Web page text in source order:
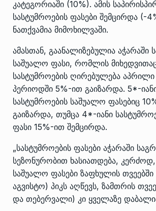
კატეგორიაში (10%). ამის
სასტუმროების ფასები შემცირდა (-
ნათქვამია მიმოხილვაში.
ამასთან, გაანალიზებულია აჭარაში
საშუალო ფასი, რომლის
სასტუმროების ღირებულება აპრილი
პერიოდში 5%-ით გაიზარდა. 5*-
სასტუმროების საშუალო ფასებიც
გაიზარდა, თუმცა 4*-იანი
ფასი 15%-ით შემცირდა.
„სასტუმროების ფასები აჭარაში
სეზონურობით ხასიათდება, კერძოდ,
საშუალო ფასები ზაფხულის
აგვისტო) პიკს აღწევს, ზამთრის
და თებერვალი) კი ყველაზე